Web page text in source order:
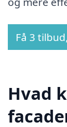
Få 3
Hvad